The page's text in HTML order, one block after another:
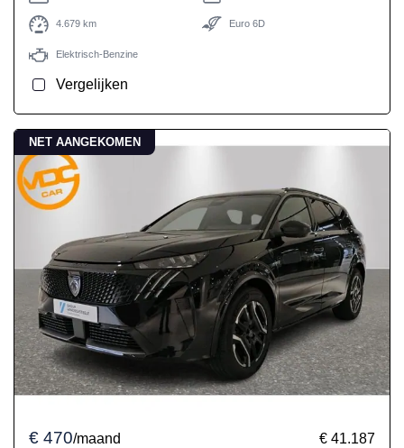
4.679 km Euro 6D
Elektrisch-Benzine
Vergelijken
NET AANGEKOMEN
€ 470/maand € 41.187